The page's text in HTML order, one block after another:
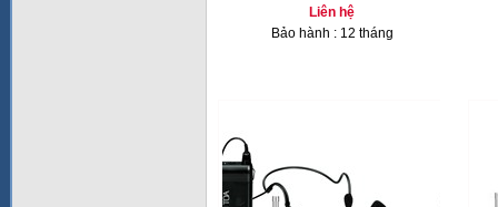
Liên hệ
Bảo hành : 12 tháng